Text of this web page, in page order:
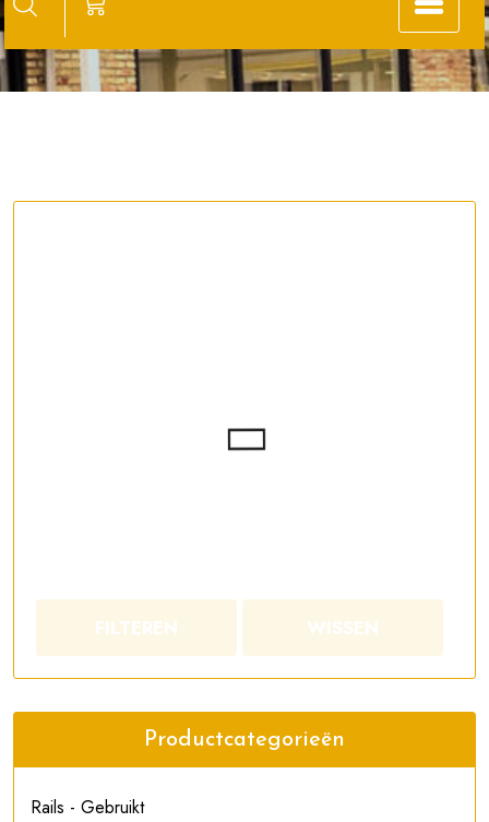
FILTEREN WISSEN
Productcategorieën
Rails - Gebruikt